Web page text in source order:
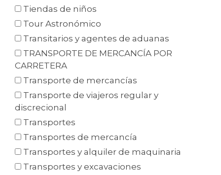
Tiendas de niños
Tour Astronómico
Transitarios y agentes de aduanas
TRANSPORTE DE MERCANCÍA POR
CARRETERA
Transporte de mercancías
Transporte de viajeros regular y
discrecional
Transportes
Transportes de mercancía
Transportes y alquiler de maquinaria
Transportes y excavaciones